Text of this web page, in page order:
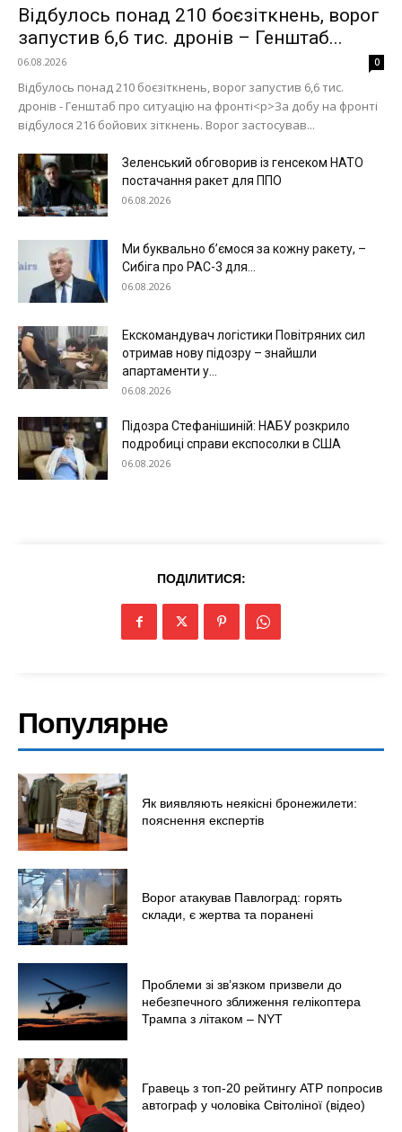
Київ
Україна
Економіка
Політика
Технології
Війна
Відбулось понад 210 боєзіткнень, ворог
запустив 6,6 тис. дронів – Генштаб...
06.08.2026 0
Відбулось понад 210 боєзіткнень, ворог запустив 6,6 тис.
дронів - Генштаб про ситуацію на фронті<p>За добу на фронті
відбулося 216 бойових зіткнень. Ворог застосував...
Зеленський обговорив із генсеком НАТО
постачання ракет для ППО
06.08.2026
Ми буквально б’ємося за кожну ракету, –
Сибіга про PAC-3 для...
06.08.2026
Екскомандувач логістики Повітряних сил
отримав нову підозру – знайшли
апартаменти у...
06.08.2026
Підозра Стефанішиній: НАБУ розкрило
подробиці справи експосолки в США
06.08.2026
ПОДІЛИТИСЯ:
Популярне
Як виявляють неякісні бронежилети:
пояснення експертів
Ворог атакував Павлоград: горять
склади, є жертва та поранені
Проблеми зі зв’язком призвели до
небезпечного зближення гелікоптера
Трампа з літаком – NYT
Гравець з топ-20 рейтингу ATP попросив
автограф у чоловіка Світоліної (відео)